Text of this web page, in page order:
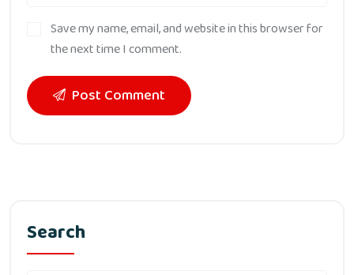
Save my name, email, and website in this browser for
the next time I comment.
Post Comment
Search